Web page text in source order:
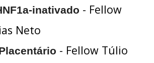
inativado - Fellow
Neto
- Fellow Túlio